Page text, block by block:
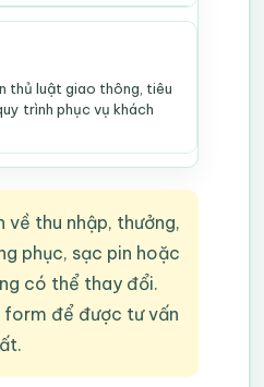
thủ luật giao thông, tiêu
trình phục vụ khách
về thu nhập, thưởng,
phục, sạc pin hoặc
có thể thay đổi.
form để được tư vấn